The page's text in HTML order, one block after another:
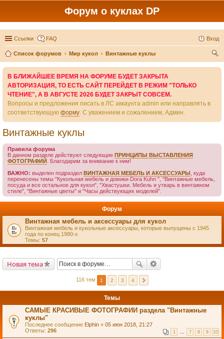
Форум о куклах DP
Ссылки FAQ Вход
Список форумов Мир кукол
Винтажные куклы
В БЛИЖАЙШЕЕ ВРЕМЯ НА ФОРУМЕ БУДЕТ ЗАКРЫТА
АВТОРИЗАЦИЯ, ТО ЕСТЬ САЙТ ПЕРЕЙДЕТ В РЕЖИМ "ТОЛЬКО
ЧТЕНИЕ", А В АВГУСТЕ 2026 БУДЕТ ЗАКРЫТ СОВСЕМ.
Вопросы и предложения писать в ЛС аккаунта admin или направлять в
соответствующую форму. С уважением и сожалением, Админ.
Винтажные куклы
Правила форума
В данном разделе действуют следующие ПРИНЦИПЫ ВЫСТАВЛЕНИЯ
ФОТОГРАФИЙ . Благодарим за внимание к ним!
ВАЖНО: выделен подраздел ВИНТАЖНАЯ МЕБЕЛЬ И АКСЕССУАРЫ , куда
перенесены темы "Кукольная мебель и домики Dora Kuhn ", "Винтажные мебель,
посуда и все остальное для кукол", "Хвастушки. Мебель и утварь в винтажном
стиле", "Винтажные цветы" и "Часы действующих моделей".
Форум
Винтажная мебель и аксессуары для кукол
Винтажная мебель и кукольные аксессуары, которые выпущены с 1945
года по конец 1980-х
Темы: 57
Новая тема
116 тем 1 2 3 4
Темы
САМЫЕ КРАСИВЫЕ ФОТОГРАФИИ раздела "Винтажные
куклы"
Последнее сообщение Elphin « 05 июн 2018, 21:27
Ответы: 296 1 … 7 8 9 10